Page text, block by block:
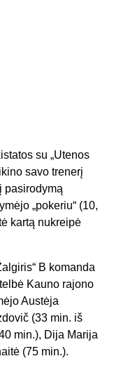
su „Utenos
savo trenerį
pasirodymą
„pokeriu“ (10,
kartą nukreipė
B komanda
Kauno rajono
Austėja
(33 min. iš
min.), Dija Marija
(75 min.).